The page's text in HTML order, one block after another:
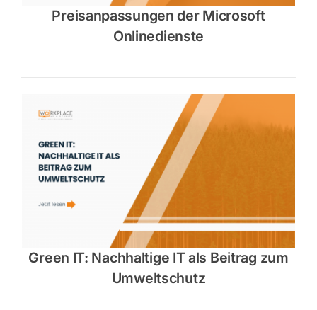
Preisanpassungen der Microsoft
Onlinedienste
Green IT: Nachhaltige IT als Beitrag zum
Umweltschutz